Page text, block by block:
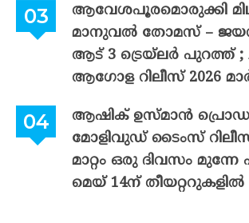
ആവേശപൂരമൊരുക്കി
മാനുവൽ തോമസ് –
ആട് 3 ട്രെയ്‌ലർ പുറത്ത് ;
ആഗോള റിലീസ് 2026
ആഷിക് ഉസ്മാൻ
മോളിവുഡ് ടൈംസ്
മാറ്റം ഒരു ദിവസം
മെയ് 14ന്